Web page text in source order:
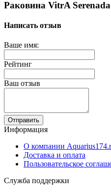
Раковина VitrA
Написать отзыв
Ваше имя:
Рейтинг
Ваш отзыв
Отправить
Информация
О компании
Доставка и оплата
Пользовательское
Служба поддержки